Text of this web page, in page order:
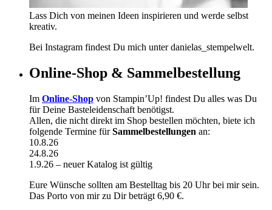
Lass Dich von meinen Ideen inspirieren und werde selbst
kreativ.
Bei Instagram findest Du mich unter danielas_stempelwelt.
Online-Shop & Sammelbestellung
Im Online-Shop von Stampin’Up! findest Du alles was Du
für Deine Basteleidenschaft benötigst.
Allen, die nicht direkt im Shop bestellen möchten, biete ich
folgende Termine fürSammelbestellungen an:
10.8.26
24.8.26
1.9.26 – neuer Katalog ist gültig
Eure Wünsche sollten am Bestelltag bis 20 Uhr bei mir sein.
Das Porto von mir zu Dir beträgt 6,90 €.